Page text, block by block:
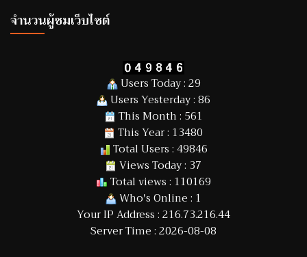
จำนวนผู้ชมเว็บไซต์
Users Today : 29
Users Yesterday : 86
This Month : 561
This Year : 13480
Total Users : 49846
Views Today : 37
Total views : 110169
Who's Online : 1
Your IP Address : 216.73.216.44
Server Time : 2026-08-08